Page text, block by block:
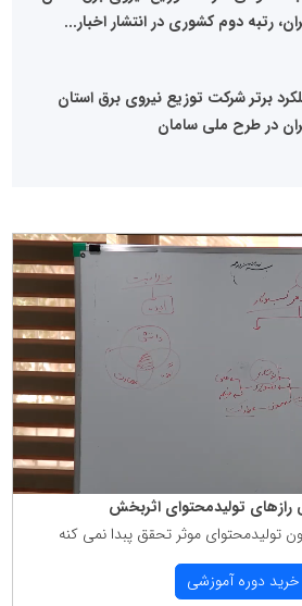
رتبه دوم کشوری در انتشار اخبار...
برتر شرکت توزیع نیروی برق استان
در طرح ملی سامان
رازهای تولیدمحتوای اثربخش
تولیدمحتوای موثر تحقق پبدا نمی كنه
خرید دوره آموزشی